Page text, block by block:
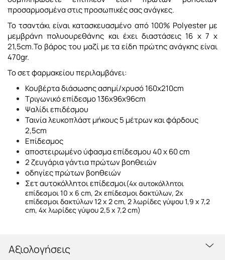
προσαρμοσμένα στις προσωπικές σας ανάγκες.
Το τσαντάκι είναι κατασκευασμένο από 100% Polyester με
μεμβράνη πολυουρεθάνης και έχει διαστάσεις 16 x 7 x
21,5cm.Το βάρος του μαζί με τα είδη πρώτης ανάγκης είναι
470gr.
Το σετ φαρμακείου περιλαμβάνει:
Κουβέρτα διάσωσης ασημί/χρυσό 160x210cm
Τριγωνικό επίδεσμο 136x96x96cm
Ψαλίδι επιδέσμου
Ταινία λευκοπλάστ μήκους 5 μέτρων και φάρδους
2,5cm
Επίδεσμος
αποστειρωμένο ύφασμα επίδεσμου 40 x 60 cm
2 ζευγάρια γάντια πρώτων βοηθειών
οδηγίες πρώτων βοηθειών
Σετ αυτοκόλλητοι επίδεσμοι(4x αυτοκόλλητοι
επίδεσμοι 10 x 6 cm, 2x επίδεσμοι δακτύλων, 2x
επίδεσμοι δακτύλων 12 x 2 cm, 2 λωρίδες γύψου 1,9 x 7,2
cm, 4x λωρίδες γύψου 2,5 x 7,2 cm)
Αξιολογήσεις